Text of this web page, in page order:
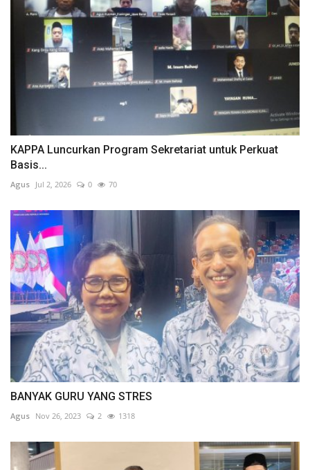
KAPPA Luncurkan Program Sekretariat untuk Perkuat
Basis...
Agus Jul 2, 2026 0 70
BANYAK GURU YANG STRES
Agus Nov 26, 2023 2 1318